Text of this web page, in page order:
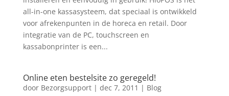
all-in-one kassasysteem, dat speciaal is ontwikkeld
voor afrekenpunten in de horeca en retail. Door
integratie van de PC, touchscreen en
kassabonprinter is een...
Online eten bestelsite zo geregeld!
door Bezorgsupport| dec 7, 2011 | Blog